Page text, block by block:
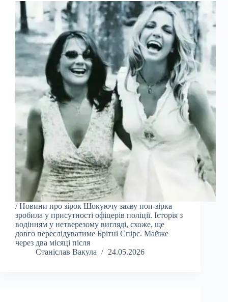
/ Новини про зірок Шокуючу заяву поп-зірка
зробила у присутності офіцерів поліції. Історія з
водінням у нетверезому вигляді, схоже, ще
довго переслідуватиме Брітні Спірс. Майже
через два місяці після
Станіслав Вакула
24.05.2026